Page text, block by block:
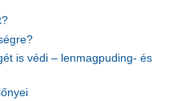
is védi – lenmagpuding- és